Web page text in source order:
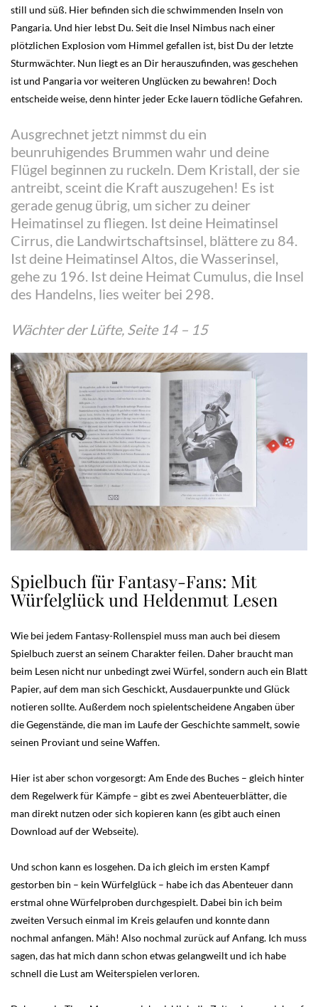
still und süß. Hier befinden sich die schwimmenden Inseln von
Pangaria. Und hier lebst Du. Seit die Insel Nimbus nach einer
plötzlichen Explosion vom Himmel gefallen ist, bist Du der letzte
Sturmwächter. Nun liegt es an Dir herauszufinden, was geschehen
ist und Pangaria vor weiteren Unglücken zu bewahren! Doch
entscheide weise, denn hinter jeder Ecke lauern tödliche Gefahren.
Ausgrechnet jetzt nimmst du ein
beunruhigendes Brummen wahr und deine
Flügel beginnen zu ruckeln. Dem Kristall, der sie
antreibt, sceint die Kraft auszugehen! Es ist
gerade genug übrig, um sicher zu deiner
Heimatinsel zu fliegen. Ist deine Heimatinsel
Cirrus, die Landwirtschaftsinsel, blättere zu 84.
Ist deine Heimatinsel Altos, die Wasserinsel,
gehe zu 196. Ist deine Heimat Cumulus, die Insel
des Handelns, lies weiter bei 298.
Wächter der Lüfte, Seite 14 – 15
Spielbuch für Fantasy-Fans: Mit
Würfelglück und Heldenmut Lesen
Wie bei jedem Fantasy-Rollenspiel muss man auch bei diesem
Spielbuch zuerst an seinem Charakter feilen. Daher braucht man
beim Lesen nicht nur unbedingt zwei Würfel, sondern auch ein Blatt
Papier, auf dem man sich Geschickt, Ausdauerpunkte und Glück
notieren sollte. Außerdem noch spielentscheidene Angaben über
die Gegenstände, die man im Laufe der Geschichte sammelt, sowie
seinen Proviant und seine Waffen.
Hier ist aber schon vorgesorgt: Am Ende des Buches – gleich hinter
dem Regelwerk für Kämpfe – gibt es zwei Abenteuerblätter, die
man direkt nutzen oder sich kopieren kann (es gibt auch einen
Download auf der Webseite).
Und schon kann es losgehen. Da ich gleich im ersten Kampf
gestorben bin – kein Würfelglück – habe ich das Abenteuer dann
erstmal ohne Würfelproben durchgespielt. Dabei bin ich beim
zweiten Versuch einmal im Kreis gelaufen und konnte dann
nochmal anfangen. Mäh! Also nochmal zurück auf Anfang. Ich muss
sagen, das hat mich dann schon etwas gelangweilt und ich habe
schnell die Lust am Weiterspielen verloren.